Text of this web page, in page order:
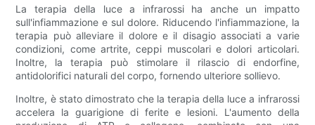
La terapia della luce a infrarossi ha anche un impatto
sull'infiammazione e sul dolore. Riducendo l'infiammazione, la
terapia può alleviare il dolore e il disagio associati a varie
condizioni, come artrite, ceppi muscolari e dolori articolari.
Inoltre, la terapia può stimolare il rilascio di endorfine,
antidolorifici naturali del corpo, fornendo ulteriore sollievo.
Inoltre, è stato dimostrato che la terapia della luce a infrarossi
accelera la guarigione di ferite e lesioni. L'aumento della